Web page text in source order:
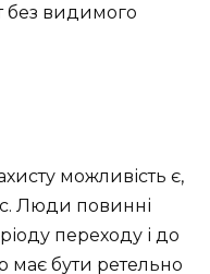
без видимого
можливість є,
Люди повинні
переходу і до
має бути ретельно